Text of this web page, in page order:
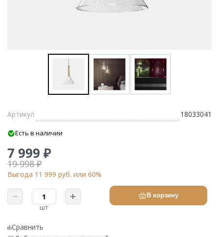
Артикул 18033041
Есть в наличии
7 999 ₽
19 998 ₽
Выгода 11 999 руб. или 60%
шт
В корзину
Сравнить